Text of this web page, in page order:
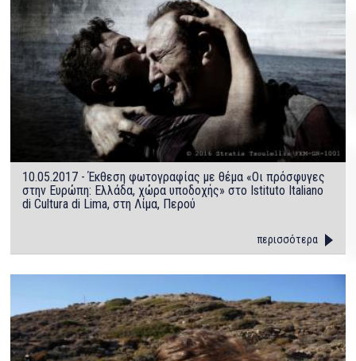
10.05.2017 - Έκθεση φωτογραφίας με θέμα «Οι πρόσφυγες
στην Ευρώπη: Ελλάδα, χώρα υποδοχής» στο Istituto Italiano
di Cultura di Lima, στη Λίμα, Περού
περισσότερα